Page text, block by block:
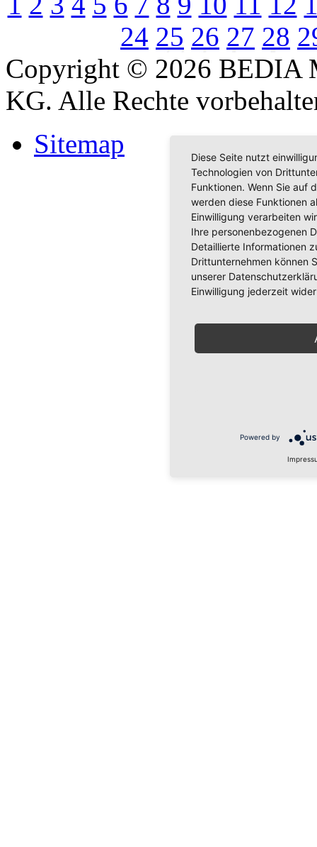
24 25 26 27 28
Copyright © 2026 BEDIA
KG. Alle Rechte
Sitemap
Diese Seite nutzt
Technologien von
Funktionen. Wenn Sie auf
werden diese Funktionen
Einwilligung verarbeiten
Ihre personenbezogenen
Detaillierte Informationen
Drittunternehmen können
unserer
Einwilligung jederzeit
Powered by